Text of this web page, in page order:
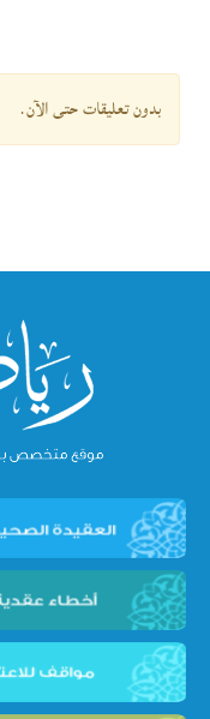
بدون تعليقات حتى الآن.